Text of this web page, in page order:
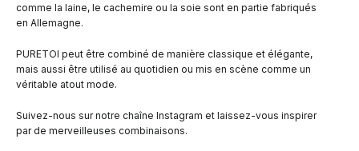
comme la laine, le cachemire ou la soie sont en partie fabriqués
en Allemagne.
PURETOI peut être combiné de manière classique et élégante,
mais aussi être utilisé au quotidien ou mis en scène comme un
véritable atout mode.
Suivez-nous sur notre chaîne Instagram et laissez-vous inspirer
par de merveilleuses combinaisons.